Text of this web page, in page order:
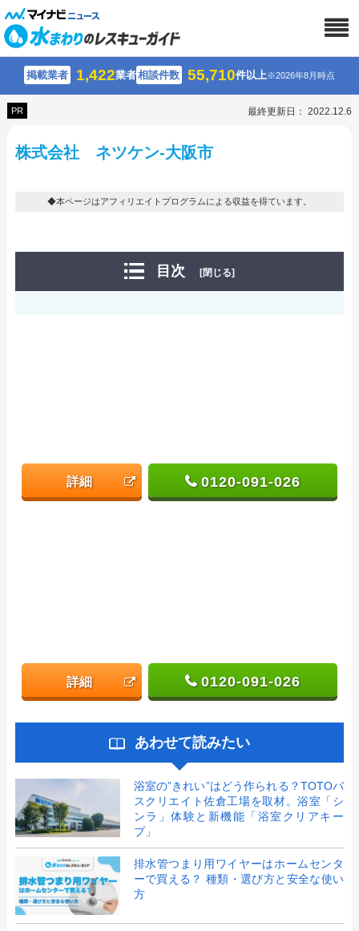
掲載業者 1,422業者相談件数 55,710件以上※2026年8月時点
PR 最終更新日： 2022.12.6
株式会社 ネツケン-大阪市
◆本ページはアフィリエイトプログラムによる収益を得ています。
目次 [閉じる]
詳細 0120-091-026
詳細 0120-091-026
あわせて読みたい
浴室の”きれい”はどう作られる？TOTOバ
スクリエイト佐倉工場を取材。浴室「シ
ンラ」体験と新機能「浴室クリアキー
プ」
排水管つまり用ワイヤーはホームセンタ
ーで買える？ 種類・選び方と安全な使い
方